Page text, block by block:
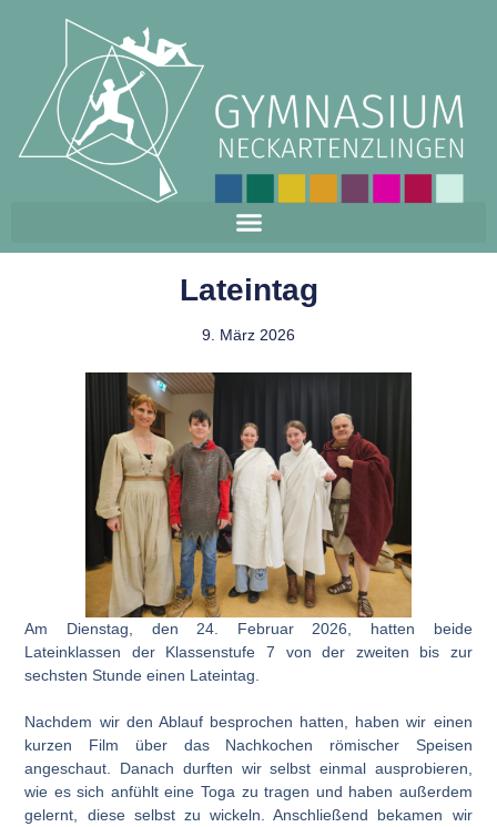
Lateintag
9. März 2026
Am Dienstag, den 24. Februar 2026, hatten beide
Lateinklassen der Klassenstufe 7 von der zweiten bis zur
sechsten Stunde einen Lateintag.
Nachdem wir den Ablauf besprochen hatten, haben wir einen
kurzen Film über das Nachkochen römischer Speisen
angeschaut. Danach durften wir selbst einmal ausprobieren,
wie es sich anfühlt eine Toga zu tragen und haben außerdem
gelernt, diese selbst zu wickeln. Anschließend bekamen wir